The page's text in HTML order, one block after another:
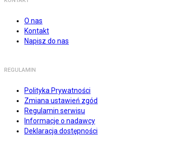
O nas
Kontakt
Napisz do nas
REGULAMIN
Polityka Prywatności
Zmiana ustawień zgód
Regulamin serwisu
Informacje o nadawcy
Deklaracja dostępności